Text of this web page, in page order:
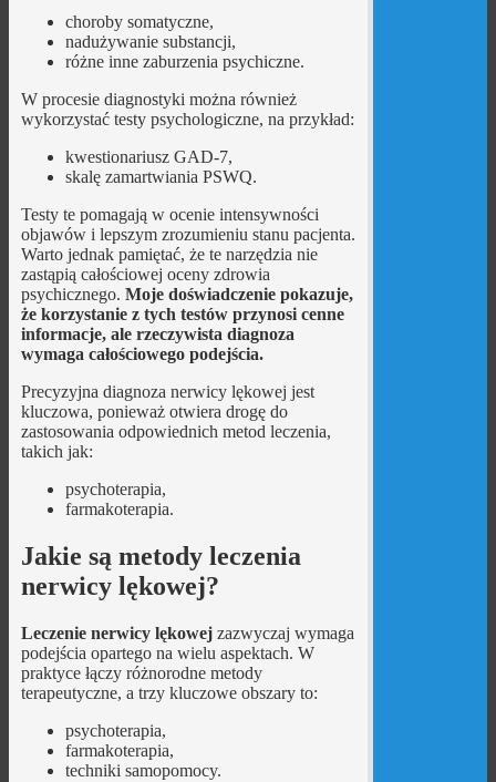
choroby somatyczne,
nadużywanie substancji,
różne inne zaburzenia psychiczne.
W procesie diagnostyki można również
wykorzystać testy psychologiczne, na przykład:
kwestionariusz GAD-7,
skalę zamartwiania PSWQ.
Testy te pomagają w ocenie intensywności
objawów i lepszym zrozumieniu stanu pacjenta.
Warto jednak pamiętać, że te narzędzia nie
zastąpią całościowej oceny zdrowia
psychicznego. Moje doświadczenie pokazuje,
że korzystanie z tych testów przynosi cenne
informacje, ale rzeczywista diagnoza
wymaga całościowego podejścia.
Precyzyjna diagnoza nerwicy lękowej jest
kluczowa, ponieważ otwiera drogę do
zastosowania odpowiednich metod leczenia,
takich jak:
psychoterapia,
farmakoterapia.
Jakie są metody leczenia
nerwicy lękowej?
Leczenie nerwicy lękowejzazwyczaj wymaga
podejścia opartego na wielu aspektach. W
praktyce łączy różnorodne metody
terapeutyczne, a trzy kluczowe obszary to:
psychoterapia,
farmakoterapia,
techniki samopomocy.